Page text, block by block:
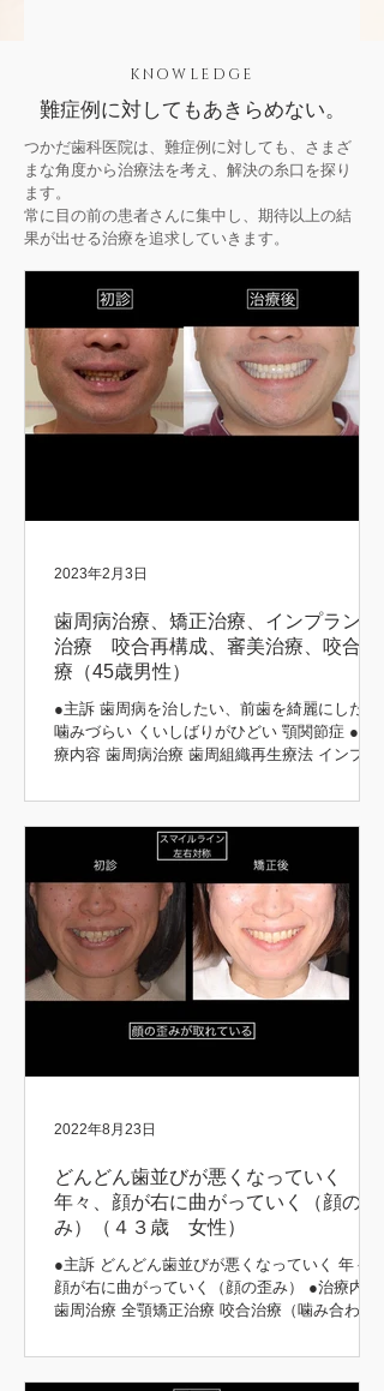
KNOWLEDGE
難症例に対してもあきらめない。
つかだ歯科医院は、難症例に対しても、さまざ
まな角度から治療法を考え、解決の糸口を探り
ます。
常に目の前の患者さんに集中し、期待以上の結
果が出せる治療を追求していきます。
歯周病治療、矯正治療、インプラント
治療 咬合再構成、審美治療、咬合治
療（45歳男性）
●主訴 歯周病を治したい、前歯を綺麗にしたい
噛みづらい くいしばりがひどい 顎関節症 ●治
療内容 歯周病治療 歯周組織再生療法 インプラ
合治療 審美治療 ●患者さんの希望 長持ちする
治療をしてほしい 矯正前後 初診時 治療後...
2023年2月3日
どんどん歯並びが悪くなっていく
年々、顔が右に曲がっていく（顔の歪
み）（４３歳 女性）
●主訴 どんどん歯並びが悪くなっていく 年々、
顔が右に曲がっていく（顔の歪み） ●治療内容
歯周治療 全顎矯正治療 咬合治療（噛み合わ
矯正後 矯正前後 矯正中 矯正前後
2022年8月23日